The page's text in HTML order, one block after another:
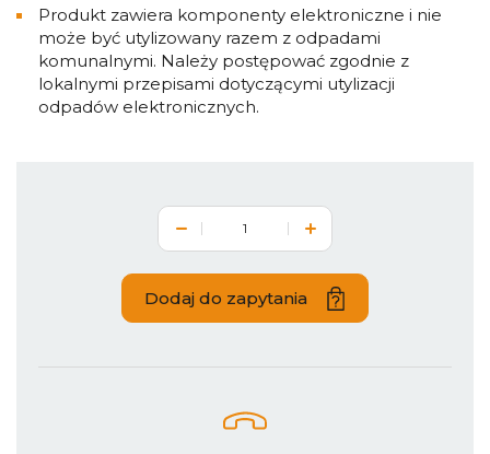
Produkt zawiera komponenty elektroniczne i nie
może być utylizowany razem z odpadami
komunalnymi. Należy postępować zgodnie z
lokalnymi przepisami dotyczącymi utylizacji
odpadów elektronicznych.
Dodaj do zapytania